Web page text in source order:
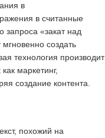
в
в считанные
запроса «закат над
создать
технология производит
маркетинг,
создание контента.
похожий на